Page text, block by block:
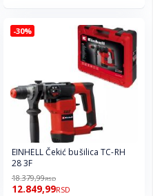
-30%
EINHELL Čekić bušilica TC-RH
28 3F
18.379,99RSD
12.849,99RSD